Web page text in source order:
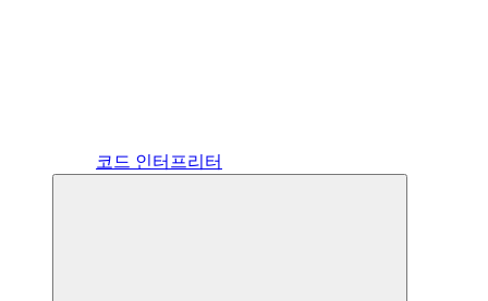
코드 인터프리터